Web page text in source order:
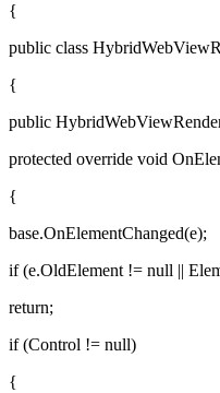
{
public class
{
public
protected override void
{
base.OnElementChanged(e);
if (e.OldElement != null ||
return;
if (Control != null)
{